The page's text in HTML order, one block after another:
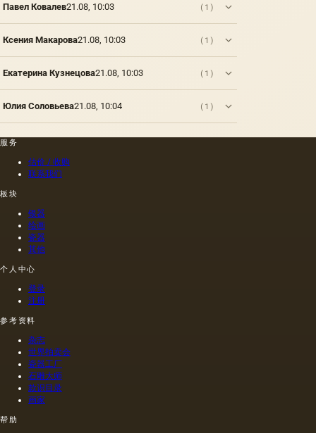
Павел Ковалев21.08, 10:03 (1)
Ксения Макарова21.08, 10:03 (1)
Екатерина Кузнецова21.08, 10:03 (1)
Юлия Соловьева21.08, 10:04 (1)
服务
估价 / 收购
联系我们
板块
银器
绘画
瓷器
其他
个人中心
登录
注册
参考资料
杂志
世界拍卖会
瓷器工厂
石雕大师
款识目录
画家
帮助